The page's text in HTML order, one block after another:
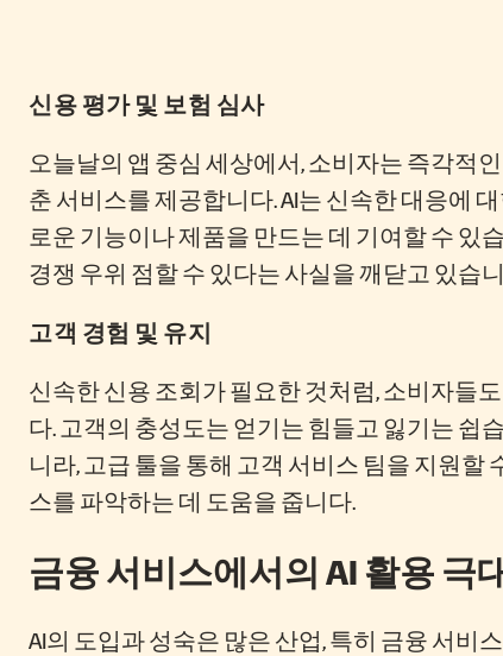
신용 평가 및 보험 심사
오늘날의 앱 중심 세상에서, 소비자는 즉각적
춘 서비스를 제공합니다. AI는 신속한 대응에
로운 기능이나 제품을 만드는 데 기여할 수 있
경쟁 우위 점할 수 있다는 사실을 깨닫고 있습
고객 경험 및 유지
신속한 신용 조회가 필요한 것처럼, 소비자들
다. 고객의 충성도는 얻기는 힘들고 잃기는 쉽
니라, 고급 툴을 통해 고객 서비스 팀을 지원
스를 파악하는 데 도움을 줍니다.
금융 서비스에서의 AI 활용 극
AI의 도입과 성숙은 많은 산업, 특히 금융 서비